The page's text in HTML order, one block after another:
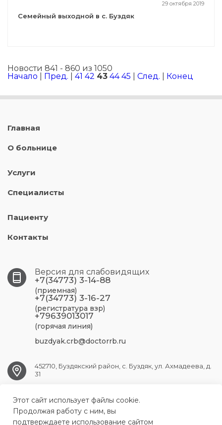
29 октября 2019
Семейный выходной в с. Буздяк
Новости 841 - 860 из 1050
Начало
Пред. 41 42 43 44 45 След. Конец
Главная
О больнице
Услуги
Специалисты
Пациенту
Контакты
Версия для слабовидящих
+7(34773) 3-14-88
(приемная)
+7(34773) 3-16-27
(регистратура взр)
+79639013017
(горячая линия)
buzdyak.crb@doctorrb.ru
452710, Буздякский район, с. Буздяк, ул. Ахмадеева, д.
31
BUZDYAK.CRB@doctorrb.ru
Этот сайт использует файлы cookie.
Продолжая работу с ним, вы
подтверждаете использование сайтом